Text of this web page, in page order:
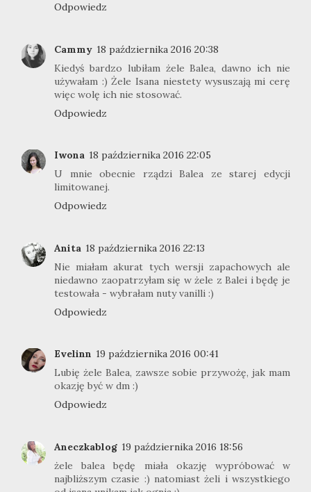
Odpowiedz
Cammy 18 października 2016 20:38
Kiedyś bardzo lubiłam żele Balea, dawno ich nie
używałam :) Żele Isana niestety wysuszają mi cerę
więc wolę ich nie stosować.
Odpowiedz
Iwona 18 października 2016 22:05
U mnie obecnie rządzi Balea ze starej edycji
limitowanej.
Odpowiedz
Anita 18 października 2016 22:13
Nie miałam akurat tych wersji zapachowych ale
niedawno zaopatrzyłam się w żele z Balei i będę je
testowała - wybrałam nuty vanilli :)
Odpowiedz
Evelinn 19 października 2016 00:41
Lubię żele Balea, zawsze sobie przywożę, jak mam
okazję być w dm :)
Odpowiedz
Aneczkablog 19 października 2016 18:56
żele balea będę miała okazję wypróbować w
najbliższym czasie :) natomiast żeli i wszystkiego